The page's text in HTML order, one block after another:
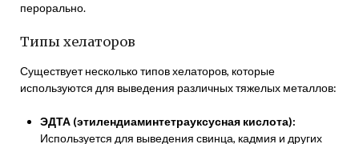
перорально.
Типы хелаторов
Существует несколько типов хелаторов, которые
используются для выведения различных тяжелых металлов:
ЭДТА (этилендиаминтетрауксусная кислота):
Используется для выведения свинца, кадмия и других